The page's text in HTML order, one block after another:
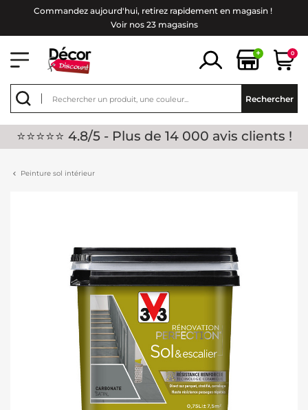
Commandez aujourd'hui, retirez rapidement en magasin !
Voir nos 23 magasins
+ 0
Rechercher
⭐⭐⭐⭐⭐ 4.8/5 - Plus de 14 000 avis clients !
Peinture sol intérieur